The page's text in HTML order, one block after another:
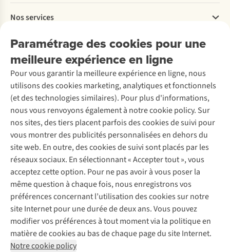
Paramétrage des cookies pour une
meilleure expérience en ligne
Pour vous garantir la meilleure expérience en ligne, nous
utilisons des cookies marketing, analytiques et fonctionnels
(et des technologies similaires). Pour plus d'informations,
nous vous renvoyons également à notre cookie policy. Sur
nos sites, des tiers placent parfois des cookies de suivi pour
vous montrer des publicités personnalisées en dehors du
site web. En outre, des cookies de suivi sont placés par les
réseaux sociaux. En sélectionnant « Accepter tout », vous
acceptez cette option. Pour ne pas avoir à vous poser la
même question à chaque fois, nous enregistrons vos
préférences concernant l’utilisation des cookies sur notre
site Internet pour une durée de deux ans. Vous pouvez
modifier vos préférences à tout moment via la politique en
matière de cookies au bas de chaque page du site Internet.
Notre cookie policy
Payer
Livraison
Rétractation d'une commande
Entretien & réparations
Garantie
Contactez-nous
Explore More
À propos d’Ayacucho
Nos magasins
À propos d’A.S.Adventure
Déclaration d'accessibilité
Nos services
Location / Location sports d’hiver
Entretien de ski
Service de lavage
Entretien de chaussures
Réparation de chaussures
Réparation de vêtements
Retouches
Pour les entreprises
Découvrez
A.S.Magazine
Explore Camp
Gear Check
Expertise & conseils
Abonnez-vous à la newsletter
Suivez-nous
Mentions légales
Politique de confidentialité
Conditions générales
Cookie Policy